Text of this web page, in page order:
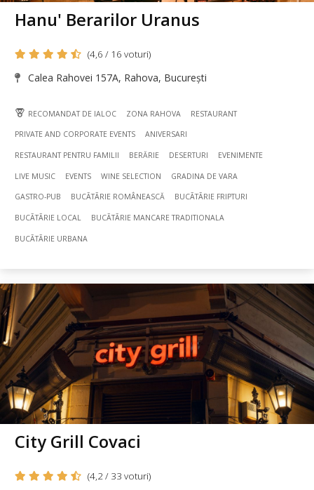
Hanu' Berarilor Uranus
(4,6 / 16 voturi)
Calea Rahovei 157A, Rahova, București
RECOMANDAT DE IALOC ZONA RAHOVA RESTAURANT
PRIVATE AND CORPORATE EVENTS ANIVERSARI
RESTAURANT PENTRU FAMILII BERĂRIE DESERTURI EVENIMENTE
LIVE MUSIC EVENTS WINE SELECTION GRADINA DE VARA
GASTRO-PUB BUCÃTÃRIE ROMÂNEASCĂ BUCÃTÃRIE FRIPTURI
BUCÃTÃRIE LOCAL BUCÃTÃRIE MANCARE TRADITIONALA
BUCÃTÃRIE URBANA
City Grill Covaci
(4,2 / 33 voturi)